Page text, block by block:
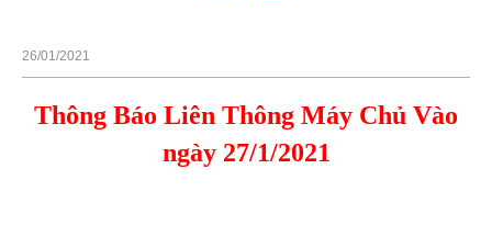
26/01/2021
Thông Báo Liên Thông Máy Chủ Vào
ngày 27/1/2021